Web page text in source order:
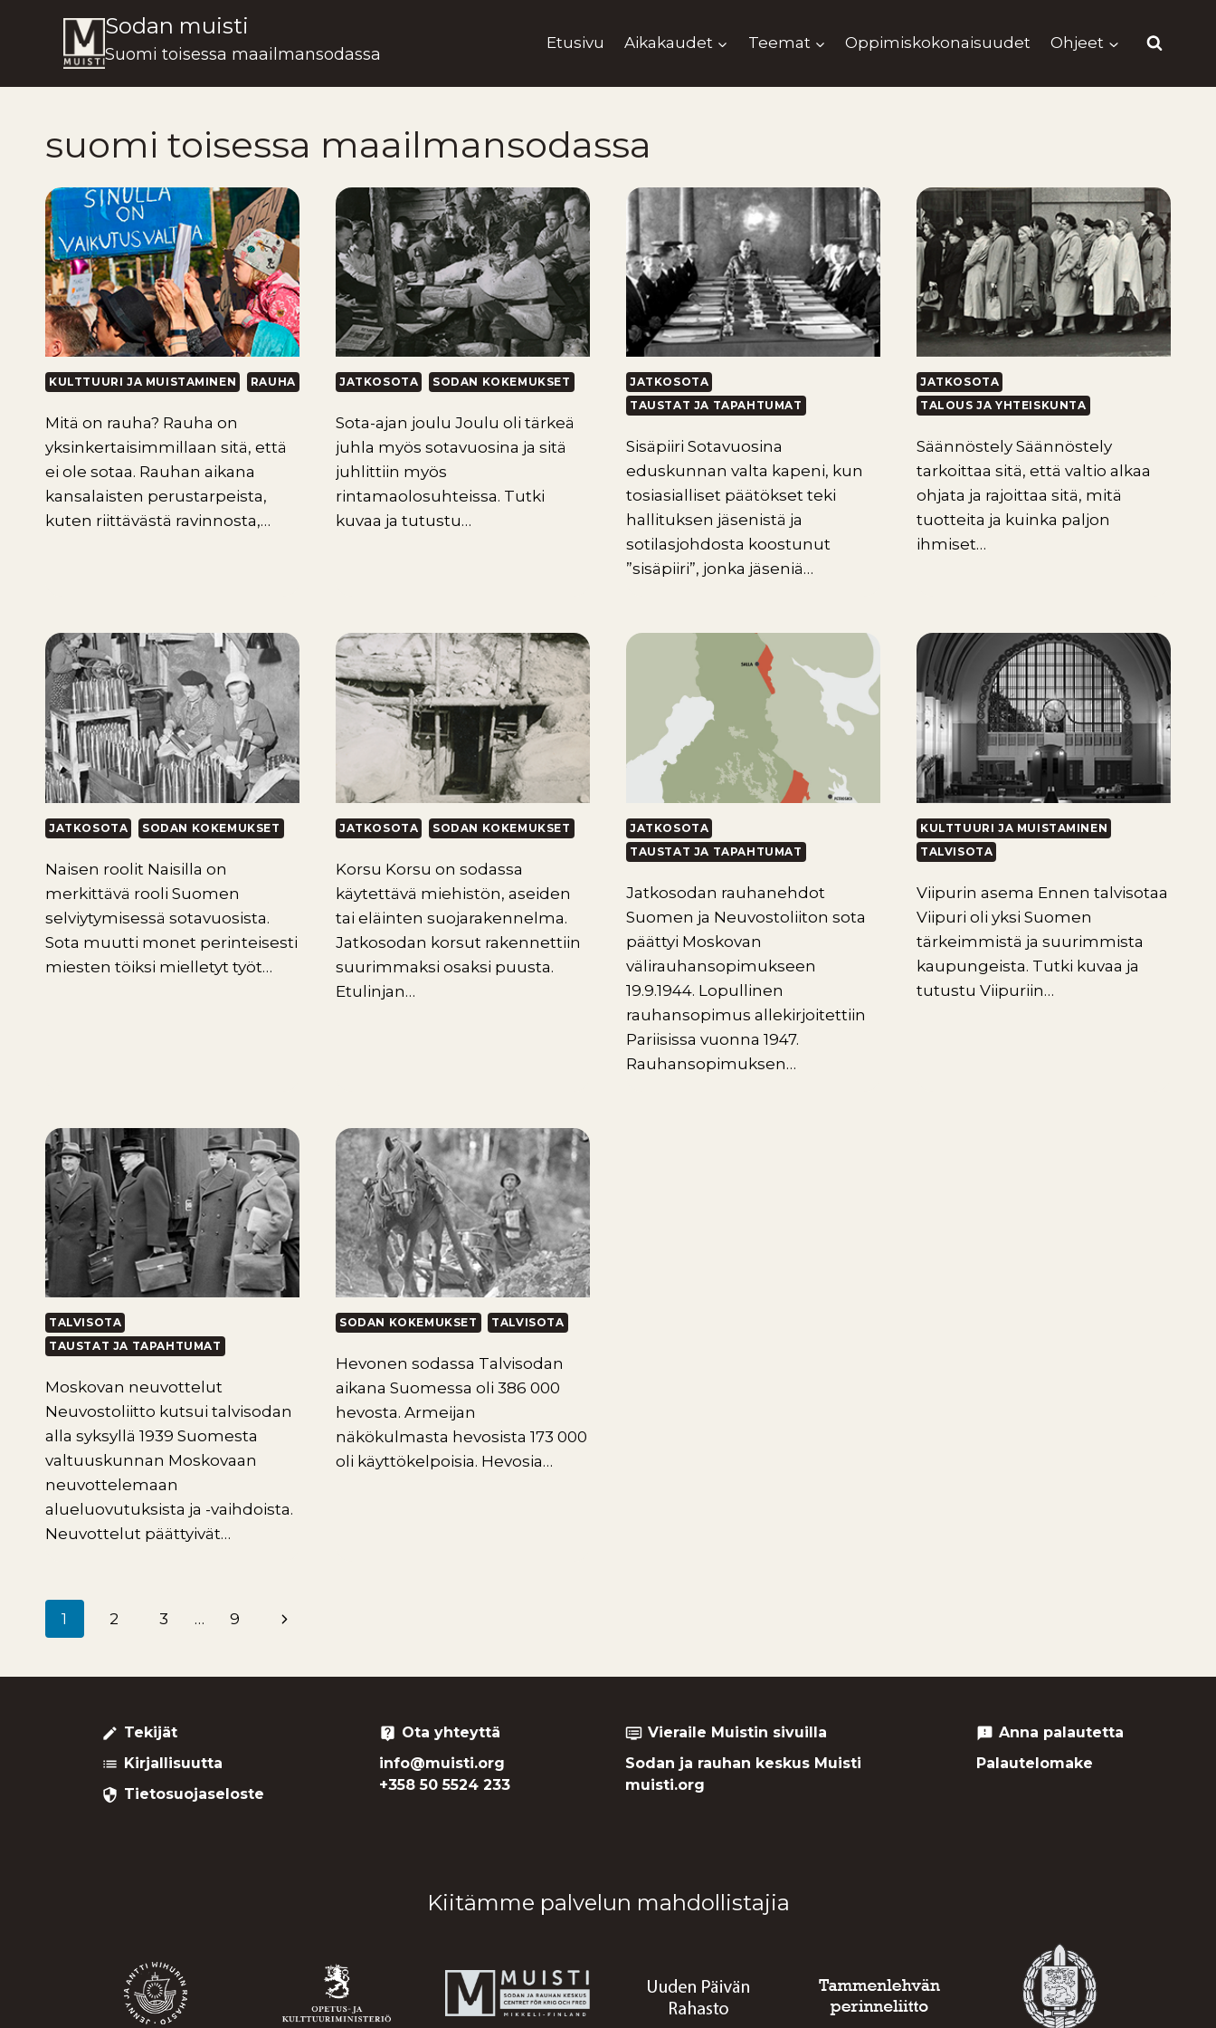
Sodan muisti
Suomi toisessa maailmansodassa
Etusivu Aikakaudet Teemat Oppimiskokonaisuudet Ohjeet
suomi toisessa maailmansodassa
KULTTUURI JA MUISTAMINEN RAUHA
Mitä on rauha? Rauha on
yksinkertaisimmillaan sitä, että
ei ole sotaa. Rauhan aikana
kansalaisten perustarpeista,
kuten riittävästä ravinnosta,…
JATKOSOTA SODAN KOKEMUKSET
Sota-ajan joulu Joulu oli tärkeä
juhla myös sotavuosina ja sitä
juhlittiin myös
rintamaolosuhteissa. Tutki
kuvaa ja tutustu…
JATKOSOTA
TAUSTAT JA TAPAHTUMAT
Sisäpiiri Sotavuosina
eduskunnan valta kapeni, kun
tosiasialliset päätökset teki
hallituksen jäsenistä ja
sotilasjohdosta koostunut
”sisäpiiri”, jonka jäseniä…
JATKOSOTA
TALOUS JA YHTEISKUNTA
Säännöstely Säännöstely
tarkoittaa sitä, että valtio alkaa
ohjata ja rajoittaa sitä, mitä
tuotteita ja kuinka paljon
ihmiset…
JATKOSOTA SODAN KOKEMUKSET
Naisen roolit Naisilla on
merkittävä rooli Suomen
selviytymisessä sotavuosista.
Sota muutti monet perinteisesti
miesten töiksi mielletyt työt…
JATKOSOTA SODAN KOKEMUKSET
Korsu Korsu on sodassa
käytettävä miehistön, aseiden
tai eläinten suojarakennelma.
Jatkosodan korsut rakennettiin
suurimmaksi osaksi puusta.
Etulinjan…
JATKOSOTA
TAUSTAT JA TAPAHTUMAT
Jatkosodan rauhanehdot
Suomen ja Neuvostoliiton sota
päättyi Moskovan
välirauhansopimukseen
19.9.1944. Lopullinen
rauhansopimus allekirjoitettiin
Pariisissa vuonna 1947.
Rauhansopimuksen…
KULTTUURI JA MUISTAMINEN
TALVISOTA
Viipurin asema Ennen talvisotaa
Viipuri oli yksi Suomen
tärkeimmistä ja suurimmista
kaupungeista. Tutki kuvaa ja
tutustu Viipuriin…
TALVISOTA
TAUSTAT JA TAPAHTUMAT
Moskovan neuvottelut
Neuvostoliitto kutsui talvisodan
alla syksyllä 1939 Suomesta
valtuuskunnan Moskovaan
neuvottelemaan
alueluovutuksista ja -vaihdoista.
Neuvottelut päättyivät…
SODAN KOKEMUKSET TALVISOTA
Hevonen sodassa Talvisodan
aikana Suomessa oli 386 000
hevosta. Armeijan
näkökulmasta hevosista 173 000
oli käyttökelpoisia. Hevosia…
Sivunavigointi
1 2 3 … 9
Seuraava
create Tekijät
list Kirjallisuutta
security Tietosuojaseloste
live_help Ota yhteyttä
info@muisti.org
+358 50 5524 233
dvr Vieraile Muistin sivuilla
Sodan ja rauhan keskus Muisti
muisti.org
feedback Anna palautetta
Palautelomake
Kiitämme palvelun mahdollistajia